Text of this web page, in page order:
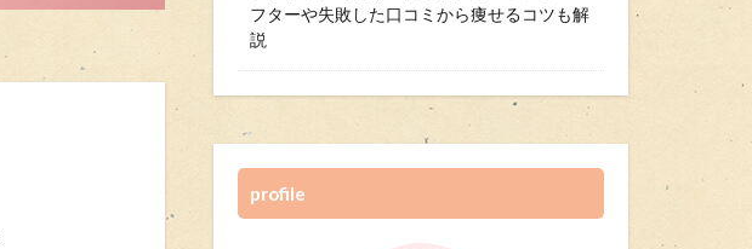
フターや失敗した口コミから痩せるコツも解
説
profile